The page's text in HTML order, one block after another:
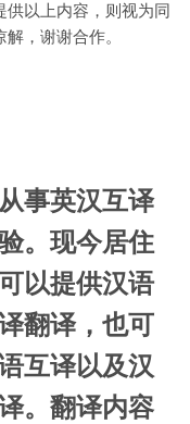
供以上内容，则视为同
，谢谢合作。
事英汉互译
。现今居住
以提供汉语
翻译，也可
互译以及汉
。翻译内容